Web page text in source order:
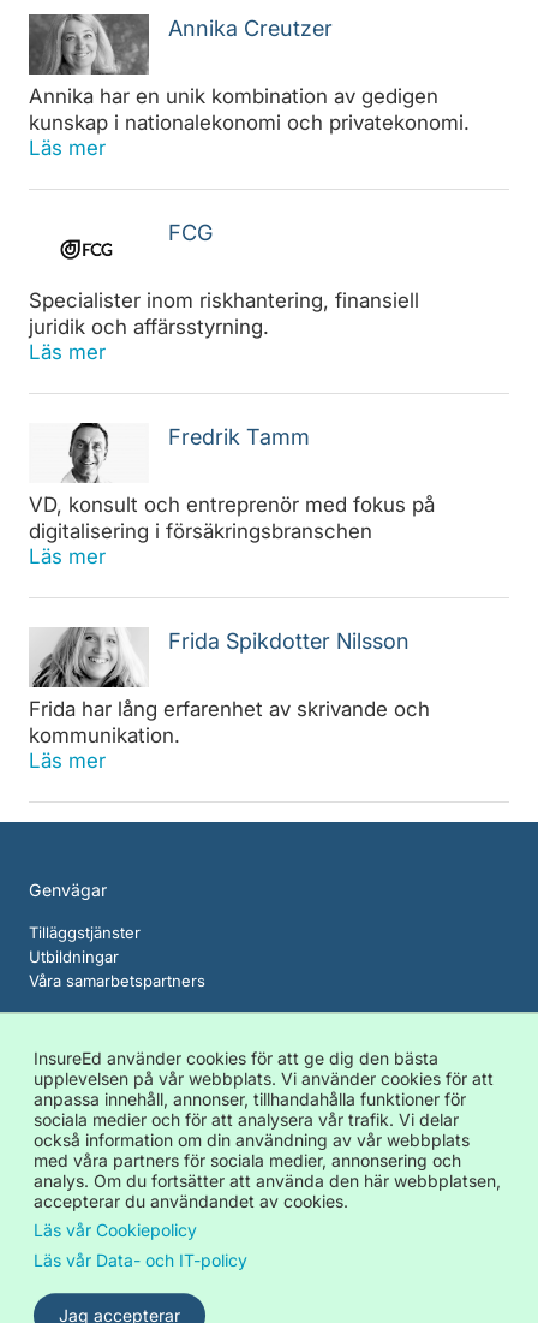
Annika Creutzer
Annika har en unik kombination av gedigen
kunskap i nationalekonomi och privatekonomi.
Läs mer
FCG
Specialister inom riskhantering, finansiell
juridik och affärsstyrning.
Läs mer
Fredrik Tamm
VD, konsult och entreprenör med fokus på
digitalisering i försäkringsbranschen
Läs mer
Frida Spikdotter Nilsson
Frida har lång erfarenhet av skrivande och
kommunikation.
Läs mer
Genvägar
Tilläggstjänster
Utbildningar
Våra samarbetspartners
Om InsureEd
Cookies
Dataskydds- och IT-policy
Allmänna avtalsvillkor
Kontakt
c/o United Spaces Olof Palmes gata 11, 111 37 Stockholm
info@insureed.se
InsureEd använder cookies för att ge dig den bästa
upplevelsen på vår webbplats. Vi använder cookies för att
anpassa innehåll, annonser, tillhandahålla funktioner för
sociala medier och för att analysera vår trafik. Vi delar
också information om din användning av vår webbplats
med våra partners för sociala medier, annonsering och
analys. Om du fortsätter att använda den här webbplatsen,
accepterar du användandet av cookies.
Läs vår Cookiepolicy
Läs vår Data- och IT-policy
Jag accepterar